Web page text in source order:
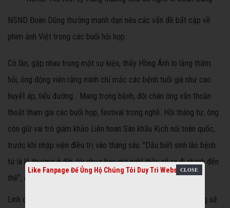
NSND Đoàn Dũng thường mạnh dạn nêu các vấn đề bất cập về
phim ảnh Việt trong các buổi hội họp.
Có lần, gặp nhau trong một sự kiện, thấy Hồng Ánh lo lắng thăm
hỏi, ông động viên rằng mình chỉ mắc các bệnh tuổi già như cao
huyết áp, tiểu đường... Mang trọng bệnh, đôi chân ông vẫn thoăn
thoắt tham gia các buổi họp, festival trong nghề. Hồi tháng tư, ông
còn giữ vai trò giám khảo Liên hoan Sân khấu Kịch nói toàn quốc,
trước khi nhập viện điều trị vào tháng sáu. "Dẫu biết sinh lão bệnh
tử là lẽ thường ở đời, tôi chưa bao giờ nghĩ thầy sẽ ra đi nhanh đến
thế", chị chia sẻ.
Linh cữu của ông được quàn tại Nhà tang lễ TP HCM. Lễ viếng sẽ
Like Fanpage Để Ủng Hộ Chúng Tôi Duy Trì Website